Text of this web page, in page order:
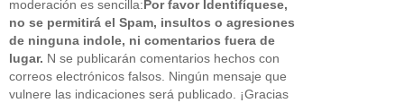
moderación es sencilla:Por favor Identifíquese,
no se permitirá el Spam, insultos o agresiones
de ninguna indole, ni comentarios fuera de
lugar. N se publicarán comentarios hechos con
correos electrónicos falsos. Ningún mensaje que
vulnere las indicaciones será publicado. ¡Gracias